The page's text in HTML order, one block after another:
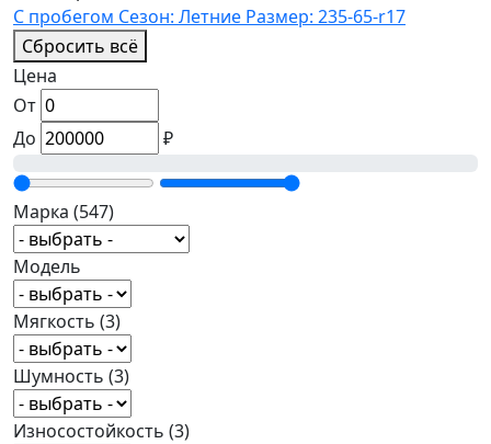
С пробегом Сезон: Летние Размер: 235-65-r17
Сбросить всё
Цена
От
До
₽
Марка (547)
Модель
Мягкость (3)
Шумность (3)
Износостойкость (3)